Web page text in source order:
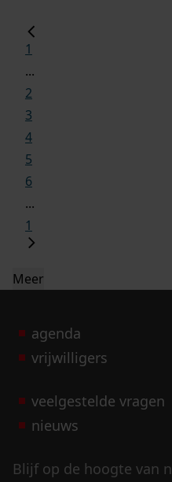
1
...
2
3
4
5
6
...
1
Meer
agenda
vrijwilligers
veelgestelde vragen
nieuws
Blijf op de hoogte van